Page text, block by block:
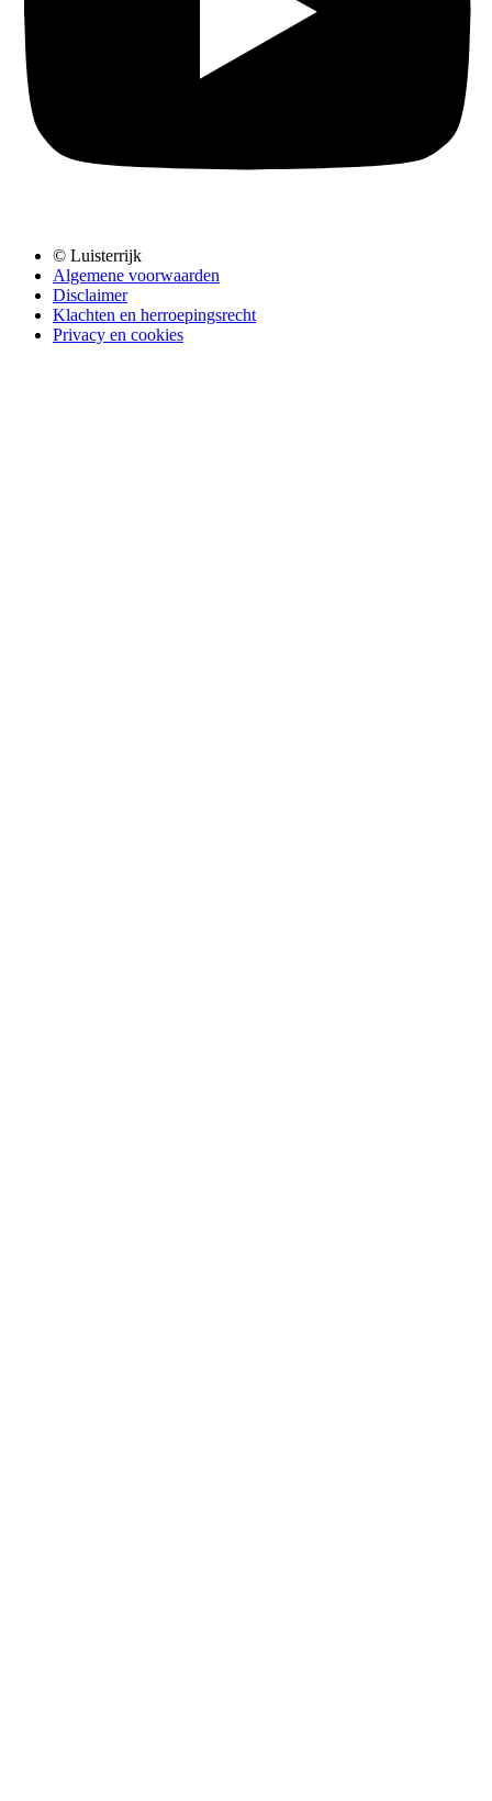
© Luisterrijk
Algemene voorwaarden
Disclaimer
Klachten en herroepingsrecht
Privacy en cookies